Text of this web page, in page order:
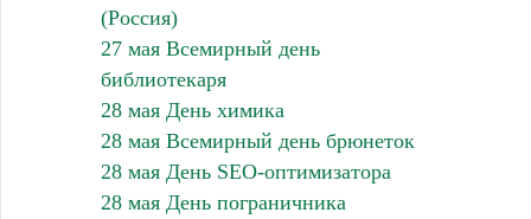
(Россия)
27 мая Всемирный день
библиотекаря
28 мая День химика
28 мая Всемирный день брюнеток
28 мая День SEO-оптимизатора
28 мая День пограничника